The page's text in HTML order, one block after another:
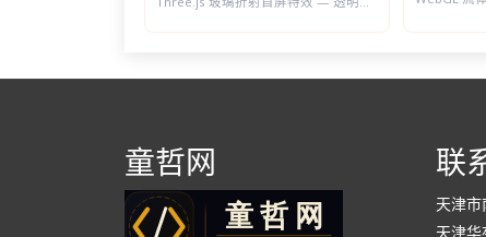
童哲网 联
天津市
天津